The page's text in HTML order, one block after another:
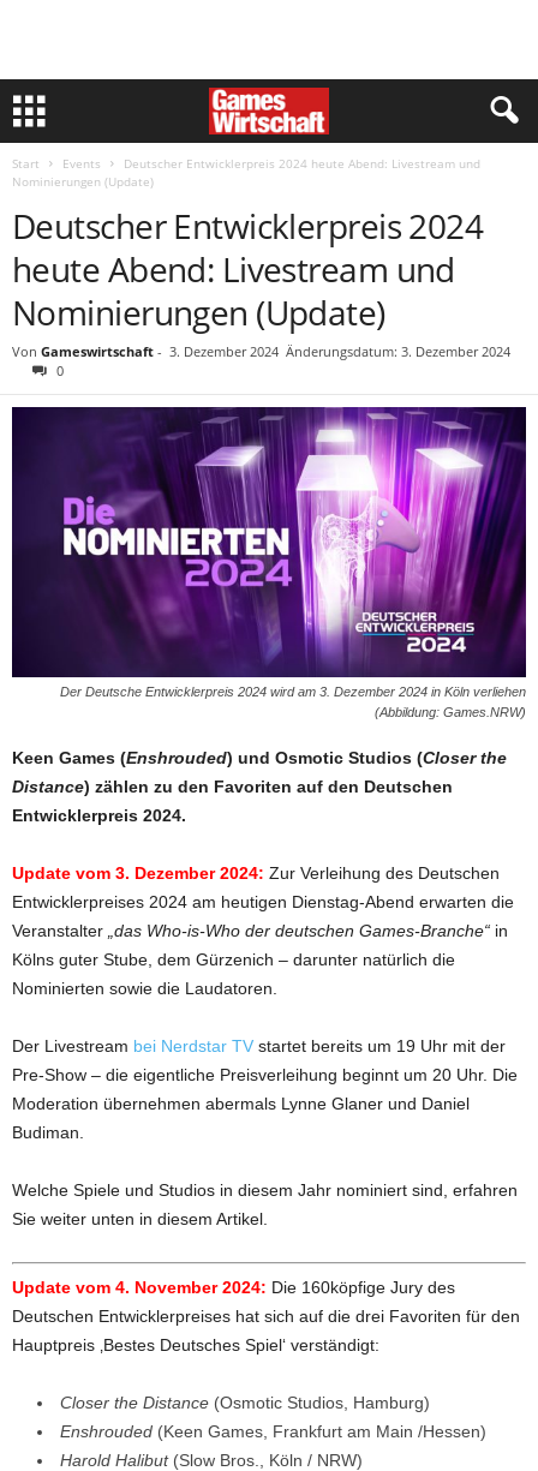
Start Events
Deutscher Entwicklerpreis 2024 heute Abend: Livestream und
Nominierungen (Update)
Deutscher Entwicklerpreis 2024
heute Abend: Livestream und
Nominierungen (Update)
Von Gameswirtschaft - 3. Dezember 2024 Änderungsdatum: 3. Dezember 2024
0
Der Deutsche Entwicklerpreis 2024 wird am 3. Dezember 2024 in Köln verliehen
(Abbildung: Games.NRW)
Keen Games (Enshrouded) und Osmotic Studios (Closer the
Distance) zählen zu den Favoriten auf den Deutschen
Entwicklerpreis 2024.
Update vom 3. Dezember 2024: Zur Verleihung des Deutschen
Entwicklerpreises 2024 am heutigen Dienstag-Abend erwarten die
Veranstalter „das Who-is-Who der deutschen Games-Branche“ in
Kölns guter Stube, dem Gürzenich – darunter natürlich die
Nominierten sowie die Laudatoren.
Der Livestream bei Nerdstar TV startet bereits um 19 Uhr mit der
Pre-Show – die eigentliche Preisverleihung beginnt um 20 Uhr. Die
Moderation übernehmen abermals Lynne Glaner und Daniel
Budiman.
Welche Spiele und Studios in diesem Jahr nominiert sind, erfahren
Sie weiter unten in diesem Artikel.
Update vom 4. November 2024: Die 160köpfige Jury des
Deutschen Entwicklerpreises hat sich auf die drei Favoriten für den
Hauptpreis ‚Bestes Deutsches Spiel‘ verständigt:
Closer the Distance (Osmotic Studios, Hamburg)
Enshrouded (Keen Games, Frankfurt am Main /Hessen)
Harold Halibut(Slow Bros., Köln / NRW)